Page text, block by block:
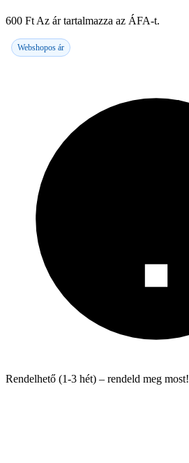
600 Ft Az ár tartalmazza az ÁFA-t.
Webshopos ár
Rendelhető (1-3 hét) – rendeld meg most!